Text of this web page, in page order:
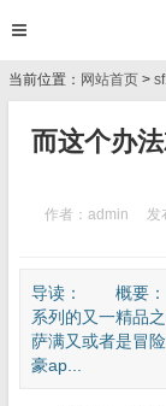
当前位置： 网站首页 >
而这个办
作者：admin 发
导读： 概要：
系列的又一精品
萨满又或者是冒
豪ap...